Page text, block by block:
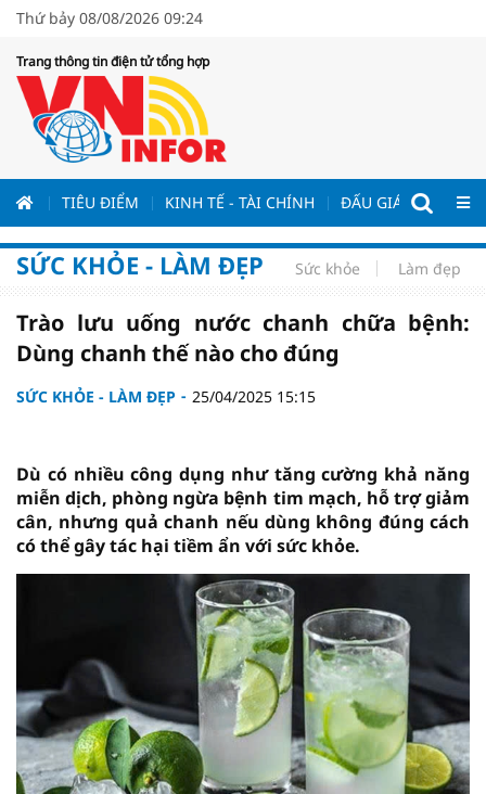
Thứ bảy 08/08/2026 09:24
Trang thông tin điện tử tổng hợp
TIÊU ĐIỂM KINH TẾ - TÀI CHÍNH ĐẤU GIÁ - ĐẤU
SỨC KHỎE - LÀM ĐẸP Sức khỏe Làm đẹp
Trào lưu uống nước chanh chữa bệnh:
Dùng chanh thế nào cho đúng
SỨC KHỎE - LÀM ĐẸP 25/04/2025 15:15
Dù có nhiều công dụng như tăng cường khả năng
miễn dịch, phòng ngừa bệnh tim mạch, hỗ trợ giảm
cân, nhưng quả chanh nếu dùng không đúng cách
có thể gây tác hại tiềm ẩn với sức khỏe.